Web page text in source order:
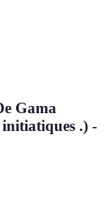
Gama
.) -